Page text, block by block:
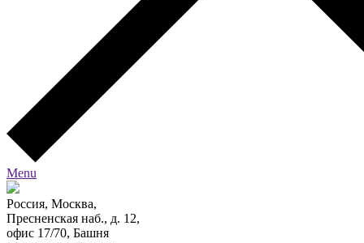
Menu
Россия, Москва,
Пресненская наб., д. 12,
офис 17/70, Башня